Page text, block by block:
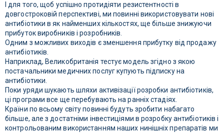
І для того, щоб успішно протидіяти резистентності в
довгостроковій перспективі, ми повинні використовувати нові
антибіотики в як найменших кількостях, ще більше знижуючи
прибуток виробників і розробників.
Одним з можливих виходів є зменшення прибутку від продажу
антибіотиків.
Наприклад, Великобританія тестує модель згідно з якою
постачальники медичних послуг купують підписку на
антибіотики.
Поки уряди шукають шляхи активізації розробки антибіотиків,
ці програми все ще перебувають на ранніх стадіях.
Країни по всьому світу повинні будуть зробити набагато
більше, але з достатніми інвестиціями в розробку антибіотиків і
контрольованим використанням наших нинішніх препаратів ми